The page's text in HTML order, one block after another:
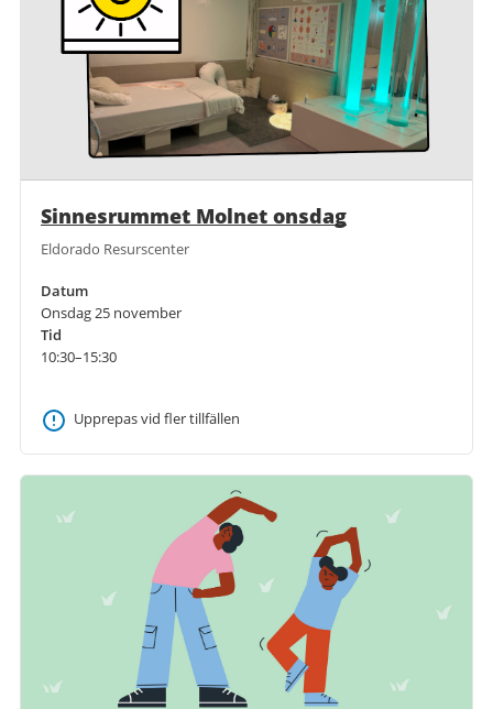
Sinnesrummet Molnet onsdag
Eldorado Resurscenter
Datum
Onsdag 25 november
Tid
10:30–15:30
Upprepas vid fler tillfällen